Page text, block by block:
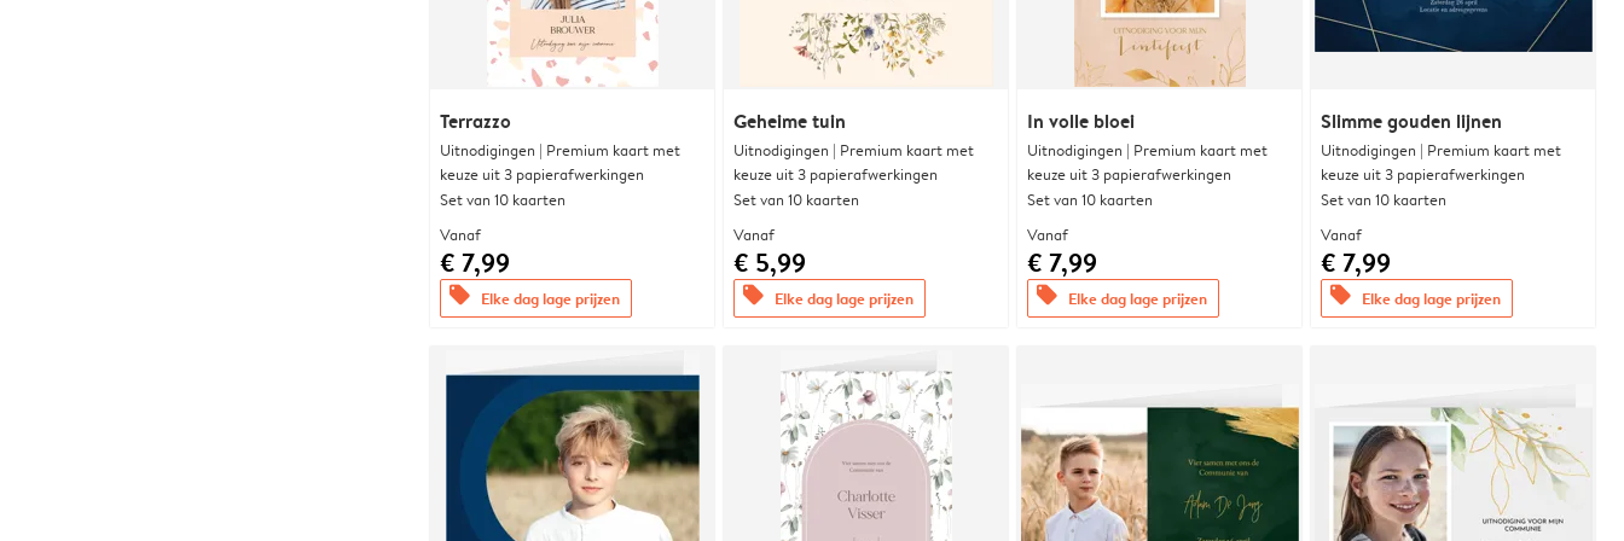
Terrazzo
Uitnodigingen | Premium kaart met
keuze uit 3 papierafwerkingen
Set van 10 kaarten
Vanaf
€ 7,99
offers Elke dag lage prijzen
Geheime tuin
Uitnodigingen | Premium kaart met
keuze uit 3 papierafwerkingen
Set van 10 kaarten
Vanaf
€ 5,99
offers Elke dag lage prijzen
In volle bloei
Uitnodigingen | Premium kaart met
keuze uit 3 papierafwerkingen
Set van 10 kaarten
Vanaf
€ 7,99
offers Elke dag lage prijzen
Slimme gouden lijnen
Uitnodigingen | Premium kaart met
keuze uit 3 papierafwerkingen
Set van 10 kaarten
Vanaf
€ 7,99
offers Elke dag lage prijzen